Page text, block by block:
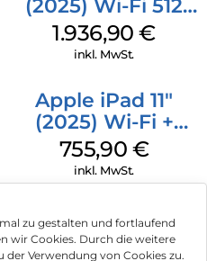
zu gestalten und fortlaufend
wir Cookies. Durch die weitere
Verwendung von Cookies zu.
(2025) Wi-Fi 512
GB Standardglas
Space Schwarz
1.936,90€
inkl. MwSt.
Apple iPad 11″
(2025) Wi-Fi +
Cellular 256 GB
Pink
755,90 €
inkl. MwSt.
Apple iPad 11″
(2025) Wi-Fi +